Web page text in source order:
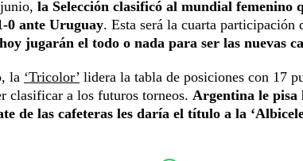
la Selección clasificó al mundial femenino
0 ante Uruguay. Esta será la cuarta participación
jugarán el todo o nada para ser las nuevas
la ‘Tricolor’ lidera la tabla de posiciones con 17
clasificar a los futuros torneos. Argentina le pisa
de las cafeteras les daría el título a la